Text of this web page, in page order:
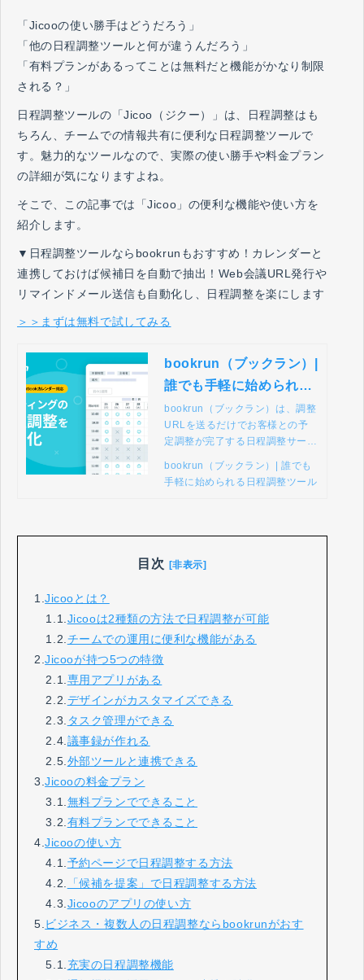
「Jicooの使い勝手はどうだろう」
「他の日程調整ツールと何が違うんだろう」
「有料プランがあるってことは無料だと機能がかなり制限
される？」
日程調整ツールの「Jicoo（ジクー）」は、日程調整はも
ちろん、チームでの情報共有に便利な日程調整ツールで
す。魅力的なツールなので、実際の使い勝手や料金プラン
の詳細が気になりますよね。
そこで、この記事では「Jicoo」の便利な機能や使い方を
紹介します。
▼日程調整ツールならbookrunもおすすめ！カレンダーと
連携しておけば候補日を自動で抽出！Web会議URL発行や
リマインドメール送信も自動化し、日程調整を楽にします
＞＞まずは無料で試してみる
bookrun（ブックラン）|
誰でも手軽に始められる
日程調整ツール
bookrun（ブックラン）は、調整
URLを送るだけでお客様との予
定調整が完了する日程調整サービ
rosoft 365と連携して、日程調整
作業を効率化することができま
を自動的に送信することができ、
ができます。
bookrun（ブックラン）| 誰でも
手軽に始められる日程調整ツール
目次 [非表示]
1.Jicooとは？
1.1. Jicooは2種類の方法で日程調整が可能
1.2. チームでの運用に便利な機能がある
2.Jicooが持つ5つの特徴
2.1. 専用アプリがある
2.2. デザインがカスタマイズできる
2.3. タスク管理ができる
2.4. 議事録が作れる
2.5. 外部ツールと連携できる
3.Jicooの料金プラン
3.1. 無料プランでできること
3.2. 有料プランでできること
4.Jicooの使い方
4.1. 予約ページで日程調整する方法
4.2.
「候補を提案」で日程調整する方法
4.3. Jicooのアプリの使い方
5. ビジネス・複数人の日程調整ならbookrunがおす
すめ
5.1. 充実の日程調整機能